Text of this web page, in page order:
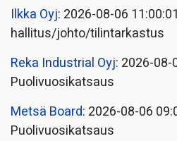
Ilkka Oyj: 2026-08-06
hallitus/johto/tilintarkastus
Reka Industrial Oyj: 2026-08-
Puolivuosikatsaus
Metsä Board: 2026-08-06
Puolivuosikatsaus